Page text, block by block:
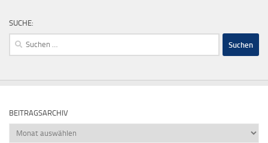
SUCHE:
Suchen
BEITRAGSARCHIV
Beitragsarchiv